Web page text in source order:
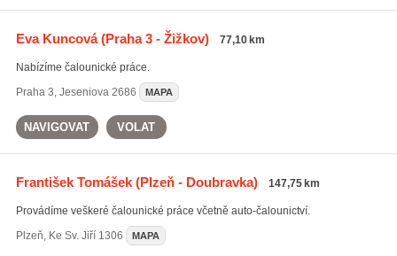
Eva Kuncová(Praha 3 - Žižkov) 77,10 km
Nabízíme čalounické práce.
Praha 3, Jeseniova 2686 MAPA
NAVIGOVAT VOLAT
František Tomášek(Plzeň - Doubravka) 147,75 km
Provádíme veškeré čalounické práce včetně auto-čalounictví.
Plzeň, Ke Sv. Jiří 1306 MAPA